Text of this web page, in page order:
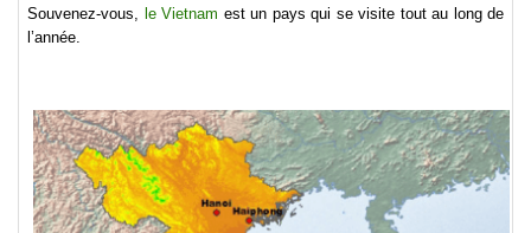
Souvenez-vous, le Vietnam est un pays qui se visite tout au long de
l’année.